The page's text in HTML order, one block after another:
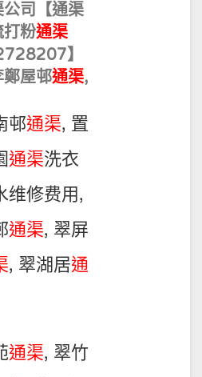
司【通渠
打粉通渠
】
屋邨通渠,
邨通渠, 置
通渠洗衣
维修费用,
通渠, 翠屏
, 翠湖居通
通渠, 翠竹